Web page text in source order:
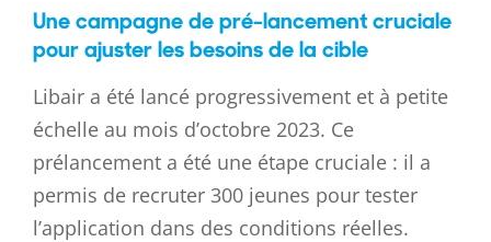
Une campagne de pré-lancement cruciale
pour ajuster les besoins de la cible
Libair a été lancé progressivement et à petite
échelle au mois d’octobre 2023. Ce
prélancement a été une étape cruciale : il a
permis de recruter 300 jeunes pour tester
l’application dans des conditions réelles.